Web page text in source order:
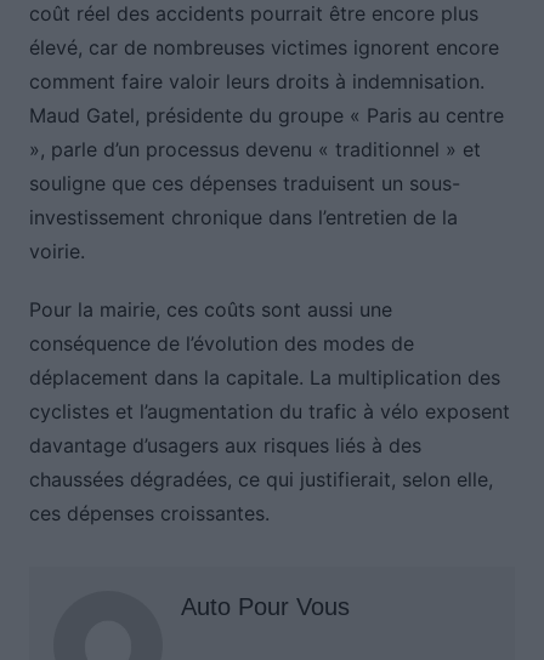
coût réel des accidents pourrait être encore plus
élevé, car de nombreuses victimes ignorent encore
comment faire valoir leurs droits à indemnisation.
Maud Gatel, présidente du groupe « Paris au centre
», parle d’un processus devenu « traditionnel » et
souligne que ces dépenses traduisent un sous-
investissement chronique dans l’entretien de la
voirie.
Pour la mairie, ces coûts sont aussi une
conséquence de l’évolution des modes de
déplacement dans la capitale. La multiplication des
cyclistes et l’augmentation du trafic à vélo exposent
davantage d’usagers aux risques liés à des
chaussées dégradées, ce qui justifierait, selon elle,
ces dépenses croissantes.
Auto Pour Vous